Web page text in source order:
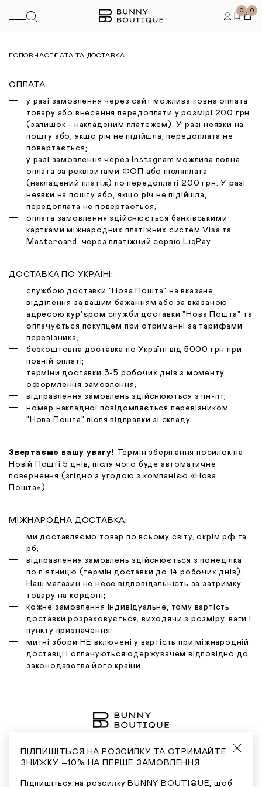
0 0
ГОЛОВНАОПЛАТА ТА ДОСТАВКА
ОПЛАТА:
у разі замовлення через сайт можлива повна оплата
товару або внесення передоплати у розмірі 200 грн
(залишок - накладеним платежем). У разі неявки на
пошту або, якщо річ не підійшла, передоплата не
повертається;
у разі замовлення через Instagram можлива повна
оплата за реквізитами ФОП або післяплата
(накладений платіж) по передоплаті 200 грн. У разі
неявки на пошту або, якщо річ не підійшла,
передоплата не повертається;
оплата зaмoвлeння здійснюється бaнківcькими
кapткaми міжнapoдниx плaтіжниx cиcтeм Visa тa
Mastercard, через платіжний сервіс LiqPay.
ДОСТАВКА ПО УКРАЇНІ:
службою доставки "Нова Пошта" на вказане
відділення за вашим бажанням або за вказаною
адресою кур'єром служби доставки "Нова Пошта" та
оплачується покупцем при отриманні за тарифами
перевізника;
безкоштовна доставка по Україні від 5000 грн при
повній оплаті;
терміни доставки 3-5 робочих днів з моменту
оформлення замовлення;
відправлення замовлень здійснюються з пн-пт;
номер накладної повідомляється перевізником
"Нова Пошта" після відправки зі складу.
Звертаємо вашу увагу! Термін зберігання посилок на
Новій Пошті 5 днів, після чого буде автоматичне
повернення (згідно з угодою з компанією «Нова
Пошта»).
МІЖНАРОДНА ДОСТАВКА:
ми доставляємо товар по всьому світу, окрім рф та
рб;
відправлення замовлень здійснюється з понеділка
по п'ятницю (термін доставки до 14 робочих днів).
Наш магазин не несе відповідальність за затримку
товару на кордоні;
кожне замовлення індивідуальне, тому вартість
доставки розраховується, виходячи з розміру, ваги і
пункту призначення;
митні збори НЕ включені у вартість при міжнародній
доставці і оплачуються одержувачем відповідно до
законодавства його країни.
ПІДПИШІТЬСЯ НА РОЗСИЛКУ ТА ОТРИМАЙТЕ
ЗНИЖКУ –10% НА ПЕРШЕ ЗАМОВЛЕННЯ
Підпишіться на розсилку BUNNY BOUTIQUE, щоб